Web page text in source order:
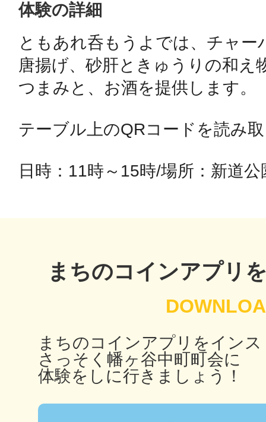
体験の詳細
ともあれ呑もうよでは、チャー
唐揚げ、砂肝ときゅうりの和え
つまみと、お酒を提供します。
テーブル上のQRコードを読み
日時：11時～15時/場所：新道公
まちのコインアプリ
まちのコインアプリをイン
さっそく幡ヶ谷中町町会に
体験をしに行きましょう！
鴻巣
池袋
秋葉原
日置